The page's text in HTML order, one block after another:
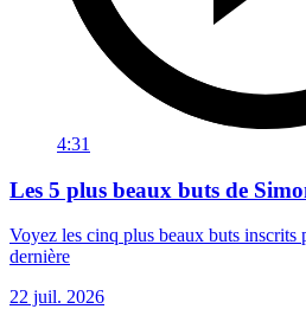
4:31
Les 5 plus beaux buts de
Voyez les cinq plus beaux buts inscrits
dernière
22 juil. 2026